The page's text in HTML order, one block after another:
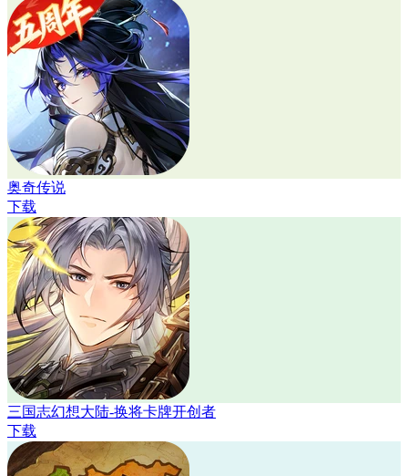
奥奇传说
下载
三国志幻想大陆-换将卡牌开创者
下载